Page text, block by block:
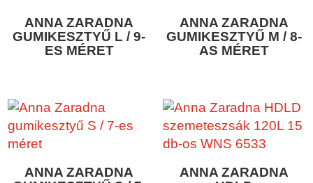
ANNA ZARADNA
GUMIKESZTYŰ L / 9-
ES MÉRET
ANNA ZARADNA
GUMIKESZTYŰ M / 8-
AS MÉRET
ANNA ZARADNA
ANNA ZARADNA